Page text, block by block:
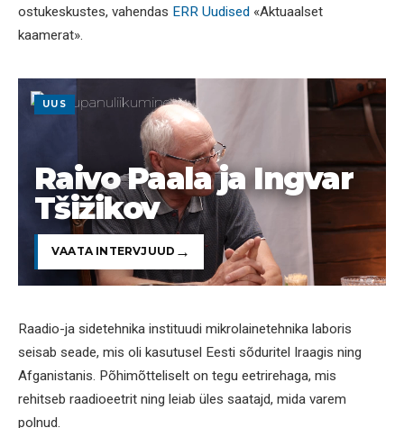
ostukeskustes, vahendas ERR Uudised «Aktuaalset
kaamerat».
UUS
Raivo Paala ja Ingvar
Tšižikov
VAATA INTERVJUUD
Raadio-ja sidetehnika instituudi mikrolainetehnika laboris
seisab seade, mis oli kasutusel Eesti sõduritel Iraagis ning
Afganistanis. Põhimõtteliselt on tegu eetrirehaga, mis
rehitseb raadioeetrit ning leiab üles saatajd, mida varem
polnud.